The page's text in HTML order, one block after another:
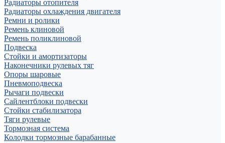
Радиаторы отопителя
Радиаторы охлаждения двигателя
Ремни и ролики
Ремень клиновой
Ремень поликлиновой
Подвеска
Стойки и амортизаторы
Наконечники рулевых тяг
Опоры шаровые
Пневмоподвеска
Рычаги подвески
Сайлентблоки подвески
Стойки стабилизатора
Тяги рулевые
Тормозная система
Колодки тормозные барабанные